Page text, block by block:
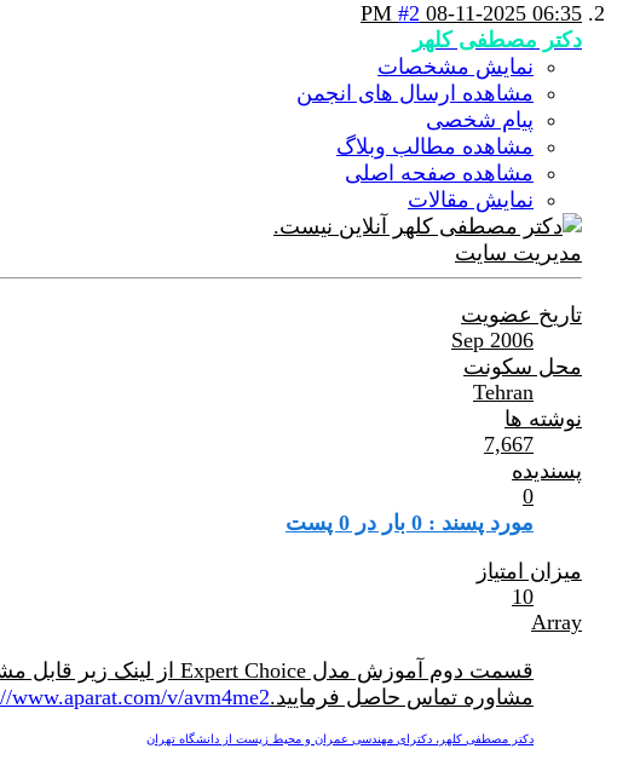
08-11-2025 06:35 PM
#2
دکتر مصطفی کلهر
نمایش مشخصات
مشاهده ارسال های انجمن
پیام شخصی
مشاهده مطالب وبلاگ
مشاهده صفحه اصلی
نمایش مقالات
مدیریت سایت
تاریخ عضویت
Sep 2006
محل سکونت
Tehran
نوشته ها
7,667
پسندیده
0
مورد پسند : 0 بار در 0 پست
میزان امتیاز
10
Array
مشاوره تماس حاصل فرمایید.www.aparat.com/v/avm4me2
دکتر مصطفی کلهر، دکترای مهندسی عمران و محیط زیست از دانشگاه تهران